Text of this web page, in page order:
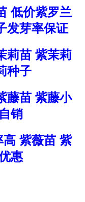
低价紫罗兰
发芽率保证
莉苗 紫茉莉
种子
藤苗 紫藤小
销
高 紫薇苗 紫
惠